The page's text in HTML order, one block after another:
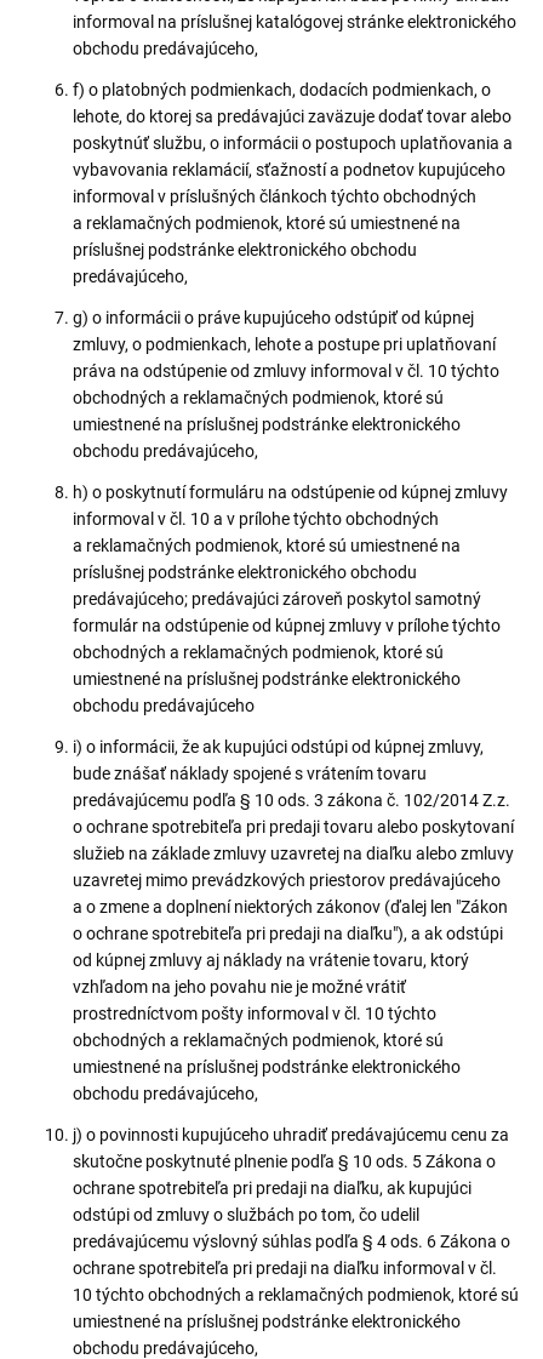
informoval na príslušnej katalógovej stránke elektronického
obchodu predávajúceho,
f) o platobných podmienkach, dodacích podmienkach, o
lehote, do ktorej sa predávajúci zaväzuje dodať tovar alebo
poskytnúť službu, o informácii o postupoch uplatňovania a
vybavovania reklamácií, sťažností a podnetov kupujúceho
informoval v príslušných článkoch týchto obchodných
a reklamačných podmienok, ktoré sú umiestnené na
príslušnej podstránke elektronického obchodu
predávajúceho,
g) o informácii o práve kupujúceho odstúpiť od kúpnej
zmluvy, o podmienkach, lehote a postupe pri uplatňovaní
práva na odstúpenie od zmluvy informoval v čl. 10 týchto
obchodných a reklamačných podmienok, ktoré sú
umiestnené na príslušnej podstránke elektronického
obchodu predávajúceho,
h) o poskytnutí formuláru na odstúpenie od kúpnej zmluvy
informoval v čl. 10 a v prílohe týchto obchodných
a reklamačných podmienok, ktoré sú umiestnené na
príslušnej podstránke elektronického obchodu
predávajúceho; predávajúci zároveň poskytol samotný
formulár na odstúpenie od kúpnej zmluvy v prílohe týchto
obchodných a reklamačných podmienok, ktoré sú
umiestnené na príslušnej podstránke elektronického
obchodu predávajúceho
i) o informácii, že ak kupujúci odstúpi od kúpnej zmluvy,
bude znášať náklady spojené s vrátením tovaru
predávajúcemu podľa § 10 ods. 3 zákona č. 102/2014 Z.z.
o ochrane spotrebiteľa pri predaji tovaru alebo poskytovaní
služieb na základe zmluvy uzavretej na diaľku alebo zmluvy
uzavretej mimo prevádzkových priestorov predávajúceho
a o zmene a doplnení niektorých zákonov (ďalej len "Zákon
o ochrane spotrebiteľa pri predaji na diaľku"), a ak odstúpi
od kúpnej zmluvy aj náklady na vrátenie tovaru, ktorý
vzhľadom na jeho povahu nie je možné vrátiť
prostredníctvom pošty informoval v čl. 10 týchto
obchodných a reklamačných podmienok, ktoré sú
umiestnené na príslušnej podstránke elektronického
obchodu predávajúceho,
j) o povinnosti kupujúceho uhradiť predávajúcemu cenu za
skutočne poskytnuté plnenie podľa § 10 ods. 5 Zákona o
ochrane spotrebiteľa pri predaji na diaľku, ak kupujúci
odstúpi od zmluvy o službách po tom, čo udelil
predávajúcemu výslovný súhlas podľa § 4 ods. 6 Zákona o
ochrane spotrebiteľa pri predaji na diaľku informoval v čl.
10 týchto obchodných a reklamačných podmienok, ktoré sú
umiestnené na príslušnej podstránke elektronického
obchodu predávajúceho,